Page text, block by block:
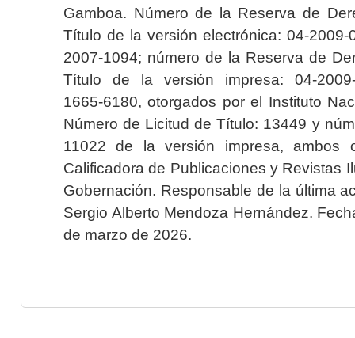
Gamboa. Número de la Reserva de
Título de la versión electrónica: 04-2009-
2007-1094; número de la Reserva de
Título de la versión impresa: 04-2009-
1665-6180, otorgados por el Instituto
Número de Licitud de Título: 13449 y
11022 de la versión impresa, ambos
Calificadora de Publicaciones y Revistas
Gobernación. Responsable de la última
Sergio Alberto Mendoza Hernández.
de marzo de 2026.